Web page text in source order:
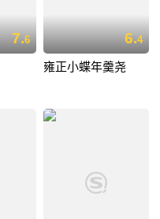
7.6 6.4
雍正小蝶年羹尧